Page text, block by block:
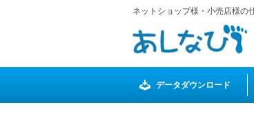
ネットショップ様・小売店様の
データダウンロード